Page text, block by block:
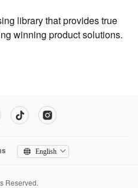
library that provides true
winning product solutions.
English
Reserved.